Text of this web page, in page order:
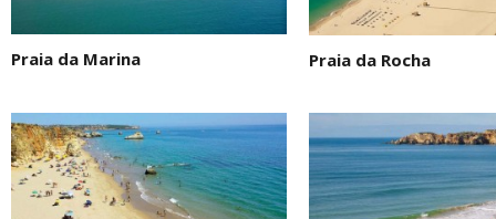
Praia da Marina Praia da Rocha